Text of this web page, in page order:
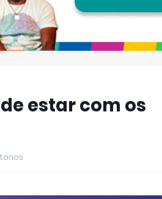
estar com os